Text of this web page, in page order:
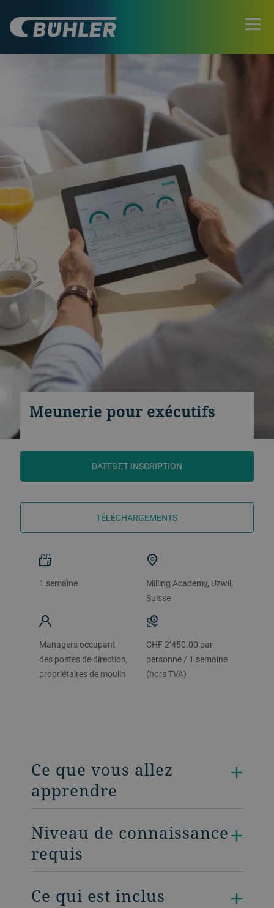
Meunerie pour exécutifs
DATES ET INSCRIPTION
TÉLÉCHARGEMENTS
1 semaine
Milling Academy, Uzwil,
Suisse
Managers occupant
des postes de direction,
propriétaires de moulin
CHF 2’450.00 par
personne / 1 semaine
(hors TVA)
Ce que vous allez
apprendre
Niveau de connaissance
requis
Ce qui est inclus